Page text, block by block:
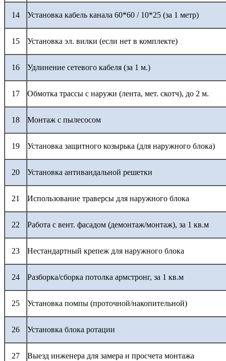
14 Установка кабель канала 60*60 / 10*25 (за 1 метр)
15 Установка эл. вилки (если нет в комплекте)
16 Удлинение сетевого кабеля (за 1 м.)
17 Обмотка трассы с наружи (лента, мет. скотч), до 2 м.
18 Монтаж с пылесосом
19 Установка защитного козырька (для наружного блока)
20 Установка антивандальной решетки
21 Использование траверсы для наружного блока
22 Работа с вент. фасадом (демонтаж/монтаж), за 1 кв.м
23 Нестандартный крепеж для наружного блока
24 Разборка/сборка потолка армстронг, за 1 кв.м
25 Установка помпы (проточной/накопительной)
26 Установка блока ротации
27 Выезд инженера для замера и просчета монтажа